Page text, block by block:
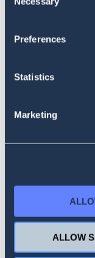
Selection
Preferences
Statistics
Marketing
ALLOW
Wszystko, co
głosowego
najlepsze